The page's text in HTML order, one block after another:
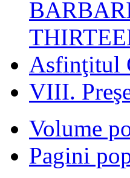
Asfinţitul
VIII.
Volume
Pagini